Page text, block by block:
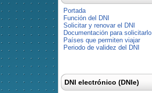
Portada
Función del DNI
Solicitar y renovar el DNI
Documentación para solicitarlo
Países que permiten viajar
Periodo de validez del DNI
DNI electrónico (DNIe)